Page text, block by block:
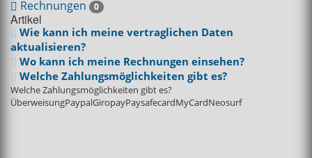
Rechnungen 0
Artikel
Wie kann ich meine vertraglichen Daten
aktualisieren?
Wo kann ich meine Rechnungen einsehen?
Welche Zahlungsmöglichkeiten gibt es?
Welche Zahlungsmöglichkeiten gibt es?
ÜberweisungPaypalGiropayPaysafecardMyCardNeosurf